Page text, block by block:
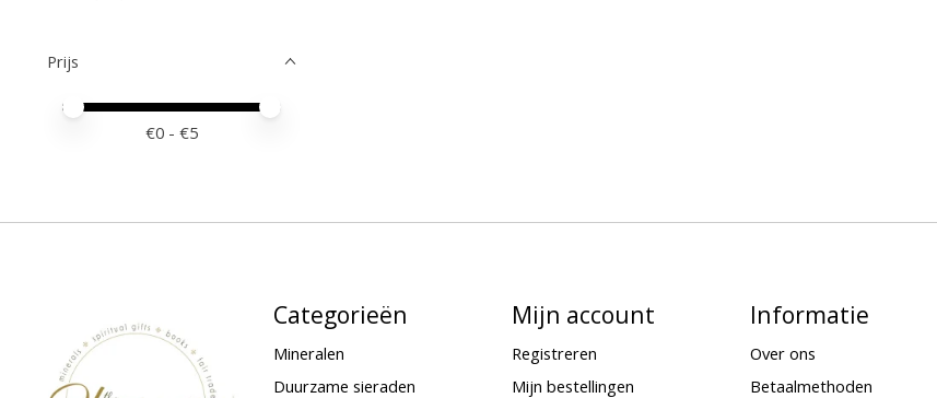
Prijs
Minimale prijswaarde
Price maximum value
€0 - €5
Categorieën
Mineralen
Duurzame sieraden
Mijn account
Registreren
Mijn bestellingen
Informatie
Over ons
Betaalmethoden